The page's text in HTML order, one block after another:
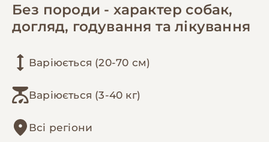
Без породи - характер собак,
догляд, годування та лікування
Варіюється (20-70 см)
Варіюється (3-40 кг)
Всі регіони